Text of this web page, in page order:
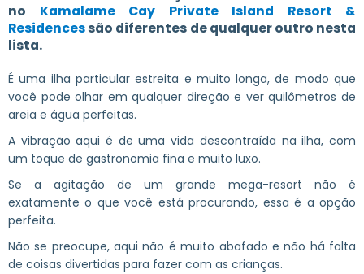
no Kamalame Cay Private Island Resort &
Residencessão diferentes de qualquer outro nesta
lista.
É uma ilha particular estreita e muito longa, de modo que
você pode olhar em qualquer direção e ver quilômetros de
areia e água perfeitas.
A vibração aqui é de uma vida descontraída na ilha, com
um toque de gastronomia fina e muito luxo.
Se a agitação de um grande mega-resort não é
exatamente o que você está procurando, essa é a opção
perfeita.
Não se preocupe, aqui não é muito abafado e não há falta
de coisas divertidas para fazer com as crianças.